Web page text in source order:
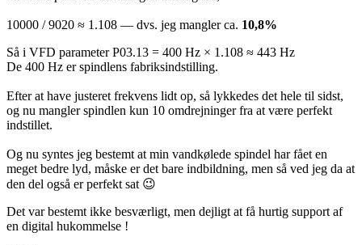
10000 / 9020 ≈ 1.108 — dvs. jeg mangler ca. 10,8%
Så i VFD parameter P03.13 = 400 Hz × 1.108 ≈ 443 Hz
De 400 Hz er spindlens fabriksindstilling.
Efter at have justeret frekvens lidt op, så lykkedes det hele til sidst,
og nu mangler spindlen kun 10 omdrejninger fra at være perfekt
indstillet.
Og nu syntes jeg bestemt at min vandkølede spindel har fået en
meget bedre lyd, måske er det bare indbildning, men så ved jeg da at
den del også er perfekt sat 😉
Det var bestemt ikke besværligt, men dejligt at få hurtig support af
en digital hukommelse !